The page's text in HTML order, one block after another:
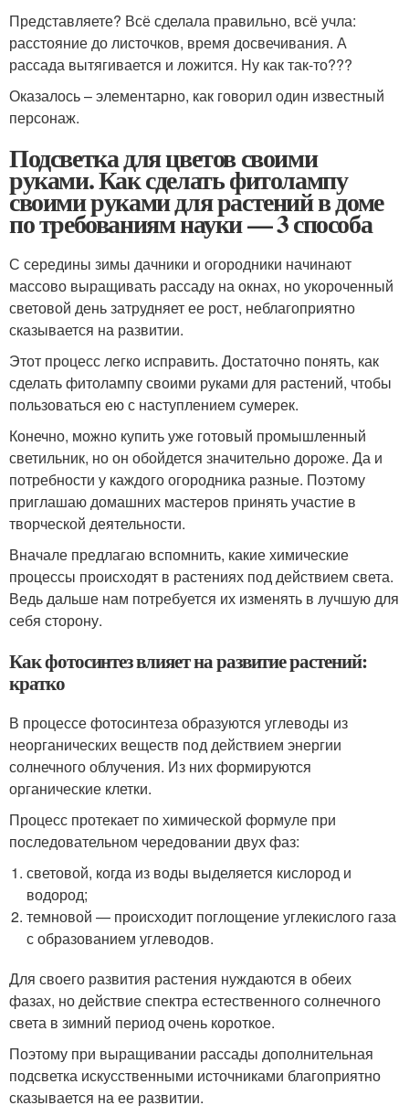
Представляете? Всё сделала правильно, всё учла:
расстояние до листочков, время досвечивания. А
рассада вытягивается и ложится. Ну как так-то???
Оказалось – элементарно, как говорил один известный
персонаж.
Подсветка для цветов своими
руками. Как сделать фитолампу
своими руками для растений в доме
по требованиям науки — 3 способа
С середины зимы дачники и огородники начинают
массово выращивать рассаду на окнах, но укороченный
световой день затрудняет ее рост, неблагоприятно
сказывается на развитии.
Этот процесс легко исправить. Достаточно понять, как
сделать фитолампу своими руками для растений, чтобы
пользоваться ею с наступлением сумерек.
Конечно, можно купить уже готовый промышленный
светильник, но он обойдется значительно дороже. Да и
потребности у каждого огородника разные. Поэтому
приглашаю домашних мастеров принять участие в
творческой деятельности.
Вначале предлагаю вспомнить, какие химические
процессы происходят в растениях под действием света.
Ведь дальше нам потребуется их изменять в лучшую для
себя сторону.
Как фотосинтез влияет на развитие растений:
кратко
В процессе фотосинтеза образуются углеводы из
неорганических веществ под действием энергии
солнечного облучения. Из них формируются
органические клетки.
Процесс протекает по химической формуле при
последовательном чередовании двух фаз:
световой, когда из воды выделяется кислород и
водород;
темновой — происходит поглощение углекислого газа
с образованием углеводов.
Для своего развития растения нуждаются в обеих
фазах, но действие спектра естественного солнечного
света в зимний период очень короткое.
Поэтому при выращивании рассады дополнительная
подсветка искусственными источниками благоприятно
сказывается на ее развитии.